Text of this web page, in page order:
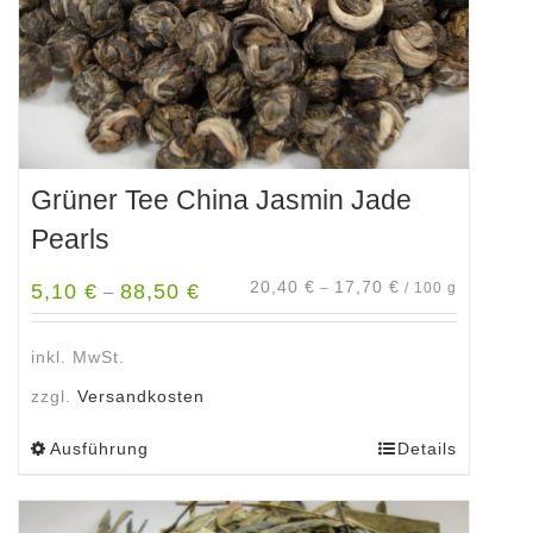
Produktseite
gewählt
werden
Grüner Tee China Jasmin Jade
Pearls
5,10 € – 88,50 € 20,40 € – 17,70 € / 100 g
inkl. MwSt.
zzgl. Versandkosten
Ausführung
weist
Details